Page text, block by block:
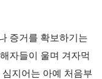
증거를 확보하기는
자들이 울며 겨자먹
지어는 아예 처음부